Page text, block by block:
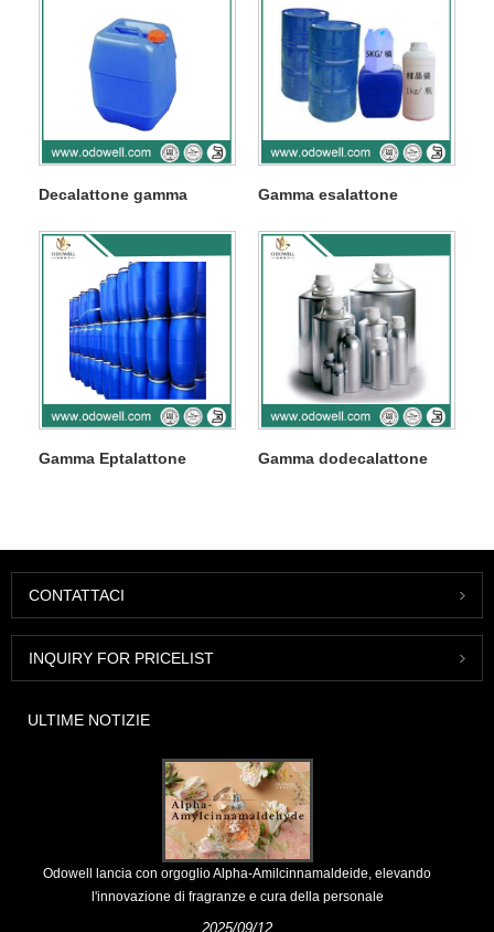
Decalattone gamma Gamma esalattone
Gamma Eptalattone Gamma dodecalattone
CONTATTACI
INQUIRY FOR PRICELIST
ULTIME NOTIZIE
Odowell lancia con orgoglio Alpha-Amilcinnamaldeide, elevando
l'innovazione di fragranze e cura della personale
2025/09/12